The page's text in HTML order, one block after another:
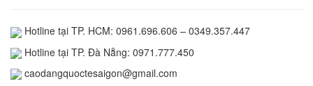
Hotline tại TP. HCM: 0961.696.606 – 0349.357.447
Hotline tại TP. Đà Nẵng: 0971.777.450
caodangquoctesaigon@gmail.com